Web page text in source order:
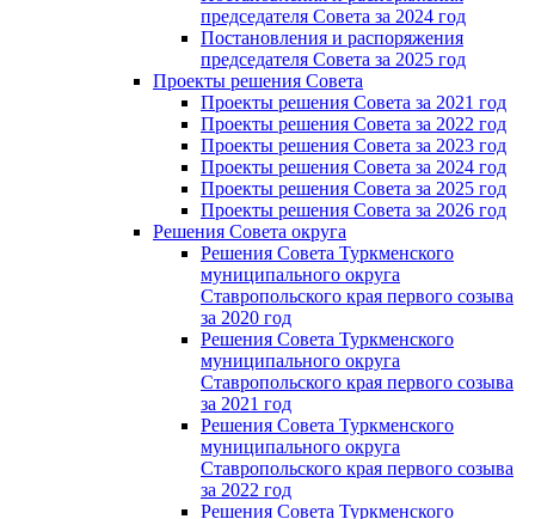
председателя Cовета за 2024 год
Постановления и распоряжения
председателя Cовета за 2025 год
Проекты решения Cовета
Проекты решения Совета за 2021 год
Проекты решения Совета за 2022 год
Проекты решения Cовета за 2023 год
Проекты решения Совета за 2024 год
Проекты решения Совета за 2025 год
Проекты решения Совета за 2026 год
Решения Совета округа
Решения Совета Туркменского
муниципального округа
Ставропольского края первого созыва
за 2020 год
Решения Совета Туркменского
муниципального округа
Ставропольского края первого созыва
за 2021 год
Решения Совета Туркменского
муниципального округа
Ставропольского края первого созыва
за 2022 год
Решения Совета Туркменского